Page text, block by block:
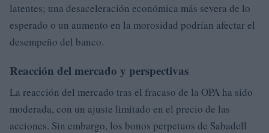
latentes; una desaceleración económica más severa de lo
esperado o un aumento en la morosidad podrían afectar el
desempeño del banco.
Reacción del mercado y perspectivas
La reacción del mercado tras el fracaso de la OPA ha sido
moderada, con un ajuste limitado en el precio de las
acciones. Sin embargo, los bonos perpetuos de Sabadell